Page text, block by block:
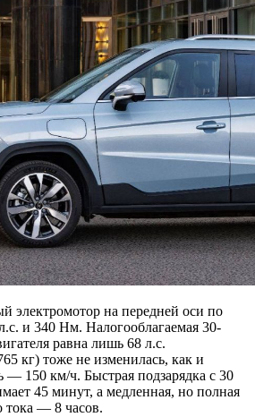
электромотор на передней оси по
и 340 Нм. Налогооблагаемая 30-
равна лишь 68 л.с.
кг) тоже не изменилась, как и
— 150 км/ч. Быстрая подзарядка с 30
45 минут, а медленная, но полная
тока — 8 часов.